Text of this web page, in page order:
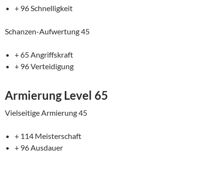
+ 96 Schnelligkeit
Schanzen-Aufwertung 45
+ 65 Angriffskraft
+ 96 Verteidigung
Armierung Level 65
Vielseitige Armierung 45
+ 114 Meisterschaft
+ 96 Ausdauer